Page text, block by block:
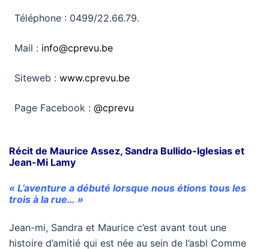
Téléphone : 0499/22.66.79.
Mail : info@cprevu.be
Siteweb : www.cprevu.be
Page Facebook : @cprevu
Récit de Maurice Assez, Sandra Bullido-Iglesias et
Jean-Mi Lamy
« L’aventure a débuté lorsque nous étions tous les
trois à la rue… »
Jean-mi, Sandra et Maurice c’est avant tout une
histoire d’amitié qui est née au sein de l’asbl Comme